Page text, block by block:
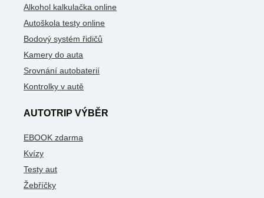
Alkohol kalkulačka online
Autoškola testy online
Bodový systém řidičů
Kamery do auta
Srovnání autobaterií
Kontrolky v autě
AUTOTRIP VÝBĚR
EBOOK zdarma
Kvízy
Testy aut
Žebříčky